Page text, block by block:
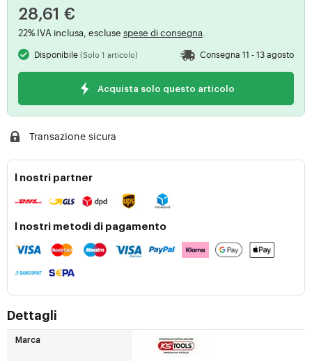
28,61 €
22% IVA inclusa, escluse spese di consegna
Disponibile(Solo 1 articolo) Consegna 11 - 13 agosto
Acquista solo questo articolo
Transazione sicura
I nostri partner
I nostri metodi di pagamento
Dettagli
Marca